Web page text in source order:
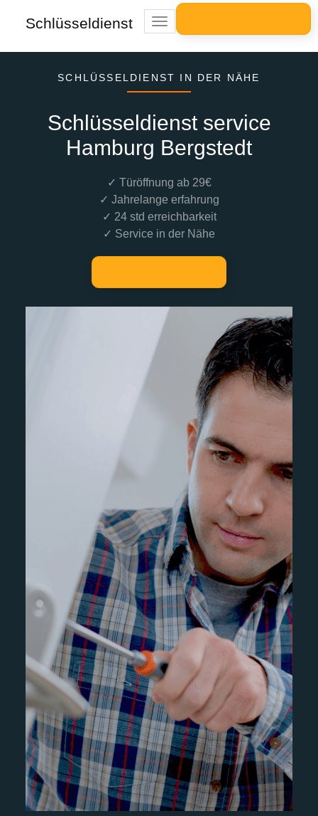
Schlüsseldienst
Toggle
navigation
SCHLÜSSELDIENST IN DER NÄHE
Schlüsseldienst service
Hamburg Bergstedt
✓ Türöffnung ab 29€
✓ Jahrelange erfahrung
✓ 24 std erreichbarkeit
✓ Service in der Nähe